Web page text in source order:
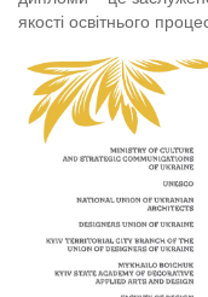
якості освітнього